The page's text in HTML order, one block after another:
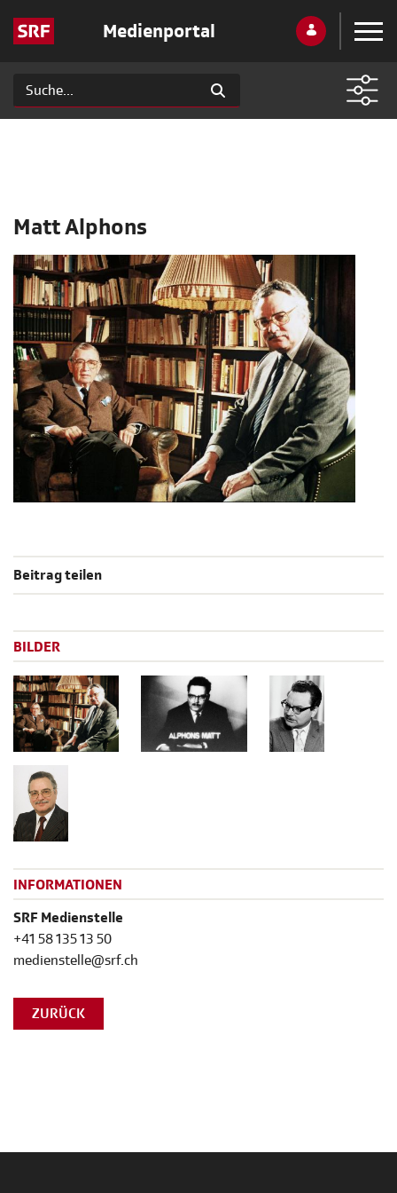
Medienportal
Matt Alphons
Beitrag teilen
BILDER
INFORMATIONEN
SRF Medienstelle
+41 58 135 13 50
medienstelle@srf.ch
ZURÜCK